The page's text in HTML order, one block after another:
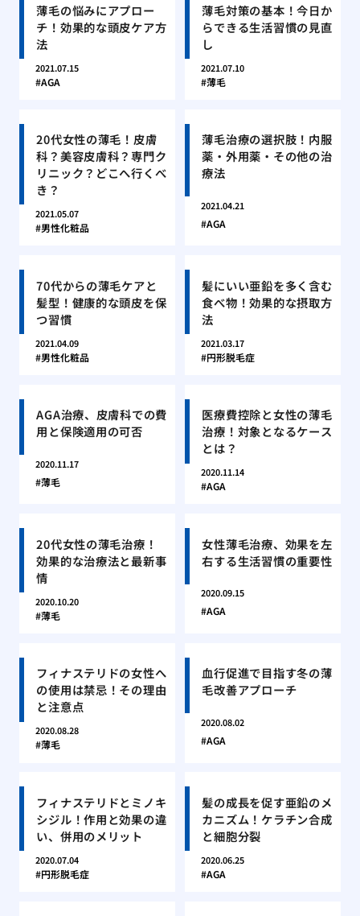
薄毛の悩みにアプロー
チ！効果的な頭皮ケア方
法
2021.07.15
AGA
薄毛対策の基本！今日か
らできる生活習慣の見直
し
2021.07.10
薄毛
20代女性の薄毛！皮膚
科？美容皮膚科？専門ク
リニック？どこへ行くべ
き？
2021.05.07
男性化粧品
薄毛治療の選択肢！内服
薬・外用薬・その他の治
療法
2021.04.21
AGA
70代からの薄毛ケアと
髪型！健康的な頭皮を保
つ習慣
2021.04.09
男性化粧品
髪にいい亜鉛を多く含む
食べ物！効果的な摂取方
法
2021.03.17
円形脱毛症
AGA治療、皮膚科での費
用と保険適用の可否
2020.11.17
薄毛
医療費控除と女性の薄毛
治療！対象となるケース
とは？
2020.11.14
AGA
20代女性の薄毛治療！
効果的な治療法と最新事
情
2020.10.20
薄毛
女性薄毛治療、効果を左
右する生活習慣の重要性
2020.09.15
AGA
フィナステリドの女性へ
の使用は禁忌！その理由
と注意点
2020.08.28
薄毛
血行促進で目指す冬の薄
毛改善アプローチ
2020.08.02
AGA
フィナステリドとミノキ
シジル！作用と効果の違
い、併用のメリット
2020.07.04
円形脱毛症
髪の成長を促す亜鉛のメ
カニズム！ケラチン合成
と細胞分裂
2020.06.25
AGA